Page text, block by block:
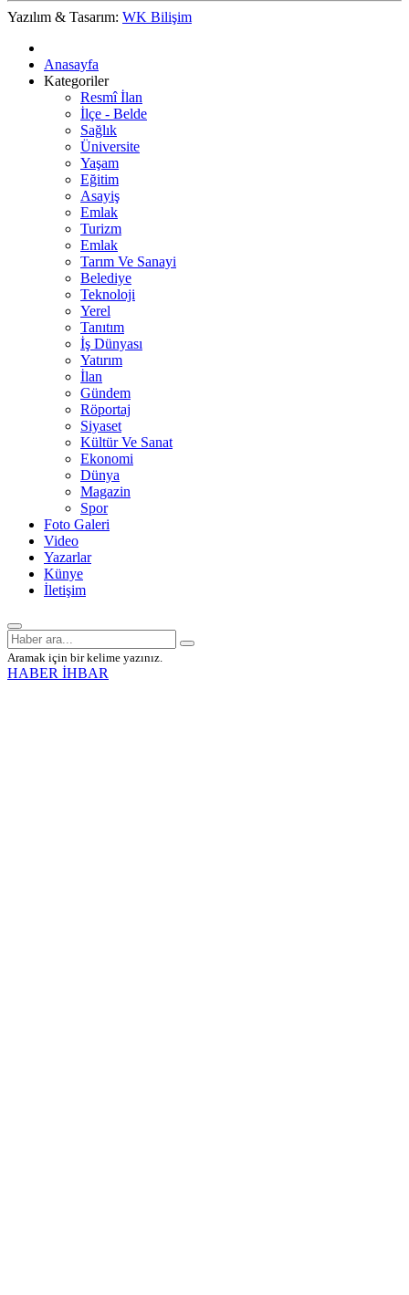
Yazılım & Tasarım: WK Bilişim
Anasayfa
Kategoriler
Resmî İlan
İlçe - Belde
Sağlık
Üniversite
Yaşam
Eğitim
Asayiş
Emlak
Turizm
Emlak
Tarım Ve Sanayi
Belediye
Teknoloji
Yerel
Tanıtım
İş Dünyası
Yatırım
İlan
Gündem
Röportaj
Siyaset
Kültür Ve Sanat
Ekonomi
Dünya
Magazin
Spor
Foto Galeri
Video
Yazarlar
Künye
İletişim
Aramak için bir kelime yazınız.
HABER İHBAR